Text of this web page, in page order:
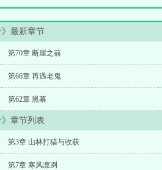
》最新章节
第70章 断崖之前
第66章 再遇老鬼
第62章 黑幕
》章节列表
第3章 山林打猎与收获
第7章 寒风凛冽